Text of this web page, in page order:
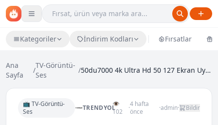
Kategoriler İndirim Kodları Fırsatlar
Ana
Sayfa
/
TV-Görüntü-
Ses
/ 50du7000 4k Ultra Hd 50 127 Ekran Uyumlu Uydu Alic...
📺 TV-Görüntü-
Ses
TRENDYOL👁
102
·4 hafta
önce
·admin· Bildir